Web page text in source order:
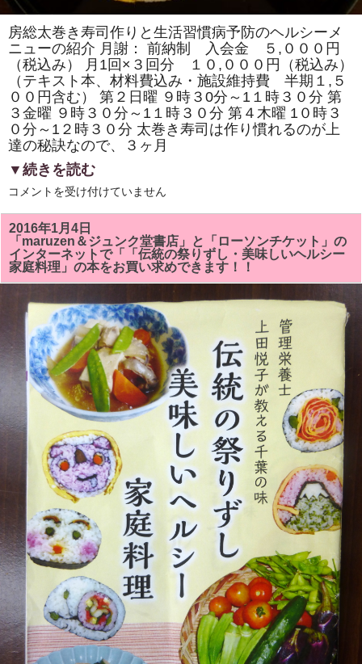
房総太巻き寿司作りと生活習慣病予防のヘルシーメ
ニューの紹介 月謝： 前納制 入会金 ５,０００円
（税込み） 月1回×３回分 １０,０００円（税込み）
（テキスト本、材料費込み・施設維持費 半期１,５
００円含む） 第２日曜 ９時３0分～1１時３０分 第
３金曜 ９時３０分～1１時３０分 第４木曜 1０時３
０分～1２時３０分 太巻き寿司は作り慣れるのが上
達の秘訣なので、３ヶ月
▼続きを読む
【料
教
室
ヘ
ル
シ
ー
ク
案
内
コメントを受け付けていません
2016年1月4日
「maruzen＆ジュンク堂書店」と「ローソンチケット」の
インターネットで「「伝統の祭りずし・美味しいヘルシー
家庭料理」の本をお買い求めできます！！